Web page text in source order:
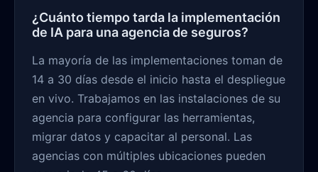
¿Cuánto tiempo tarda la implementación
de IA para una agencia de seguros?
La mayoría de las implementaciones toman de
14 a 30 días desde el inicio hasta el despliegue
en vivo. Trabajamos en las instalaciones de su
agencia para configurar las herramientas,
migrar datos y capacitar al personal. Las
agencias con múltiples ubicaciones pueden